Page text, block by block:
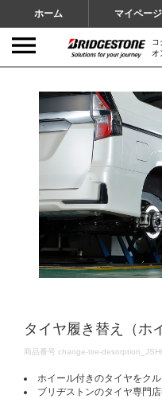
ホーム マイページ
コ
オ
タイヤ履き替え（ホ
DETAILS
商品番号 change-tire-
ホイール付きのタイヤをク
ブリヂストンのタイヤ専門